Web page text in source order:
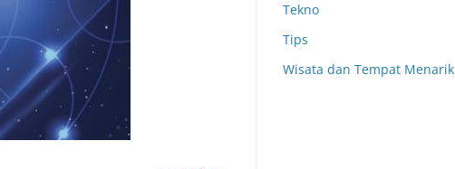
Tekno
Tips
Wisata dan Tempat Menarik